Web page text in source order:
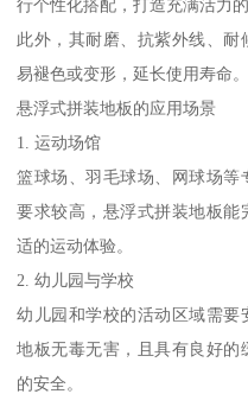
行个性化搭配，打造充满活力
此外，其耐磨、抗紫外线、
易褪色或变形，延长使用寿命。
悬浮式拼装地板的应用场景
1. 运动场馆
篮球场、羽毛球场、网球场等
要求较高，悬浮式拼装地板能
适的运动体验。
2. 幼儿园与学校
幼儿园和学校的活动区域需要
地板无毒无害，且具有良好
的安全。